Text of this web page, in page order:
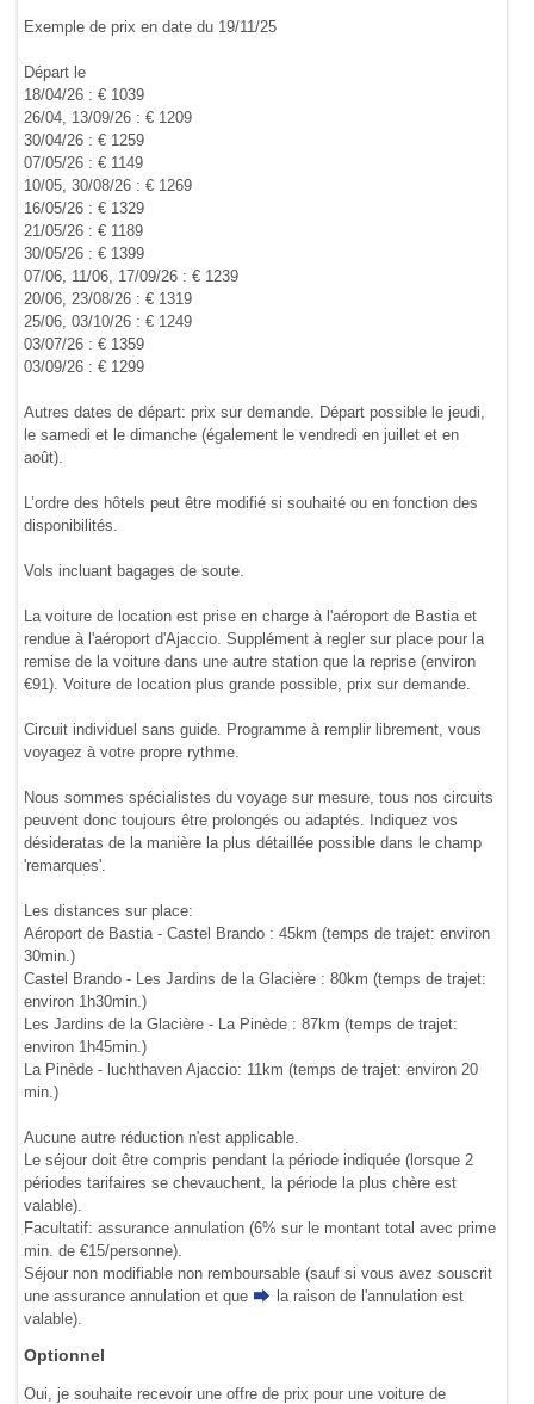
Exemple de prix en date du 19/11/25
Départ le
18/04/26 : € 1039
26/04, 13/09/26 : € 1209
30/04/26 : € 1259
07/05/26 : € 1149
10/05, 30/08/26 : € 1269
16/05/26 : € 1329
21/05/26 : € 1189
30/05/26 : € 1399
07/06, 11/06, 17/09/26 : € 1239
20/06, 23/08/26 : € 1319
25/06, 03/10/26 : € 1249
03/07/26 : € 1359
03/09/26 : € 1299
Autres dates de départ: prix sur demande. Départ possible le jeudi,
le samedi et le dimanche (également le vendredi en juillet et en
août).
L’ordre des hôtels peut être modifié si souhaité ou en fonction des
disponibilités.
Vols incluant bagages de soute.
La voiture de location est prise en charge à l'aéroport de Bastia et
rendue à l'aéroport d'Ajaccio. Supplément à regler sur place pour la
remise de la voiture dans une autre station que la reprise (environ
€91). Voiture de location plus grande possible, prix sur demande.
Circuit individuel sans guide. Programme à remplir librement, vous
voyagez à votre propre rythme.
Nous sommes spécialistes du voyage sur mesure, tous nos circuits
peuvent donc toujours être prolongés ou adaptés. Indiquez vos
désideratas de la manière la plus détaillée possible dans le champ
'remarques'.
Les distances sur place:
Aéroport de Bastia - Castel Brando : 45km (temps de trajet: environ
30min.)
Castel Brando - Les Jardins de la Glacière : 80km (temps de trajet:
environ 1h30min.)
Les Jardins de la Glacière - La Pinède : 87km (temps de trajet:
environ 1h45min.)
La Pinède - luchthaven Ajaccio: 11km (temps de trajet: environ 20
min.)
Aucune autre réduction n'est applicable.
Le séjour doit être compris pendant la période indiquée (lorsque 2
périodes tarifaires se chevauchent, la période la plus chère est
valable).
Facultatif: assurance annulation (6% sur le montant total avec prime
min. de €15/personne).
Séjour non modifiable non remboursable (sauf si vous avez souscrit
une assurance annulation et que
la raison de l'annulation est
valable).
Optionnel
Oui, je souhaite recevoir une offre de prix pour une voiture de